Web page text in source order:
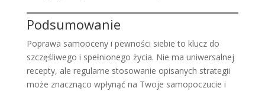
Podsumowanie
Poprawa samooceny i pewności siebie to klucz do
szczęśliwego i spełnionego życia. Nie ma uniwersalnej
recepty, ale regularne stosowanie opisanych strategii
może znacznąco wpłynąć na Twoje samopoczucie i